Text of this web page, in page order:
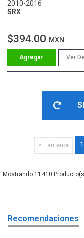
2010-2016
SRX
$394.00 MXN
Ver
anterior 1
11410
Recomendaciones